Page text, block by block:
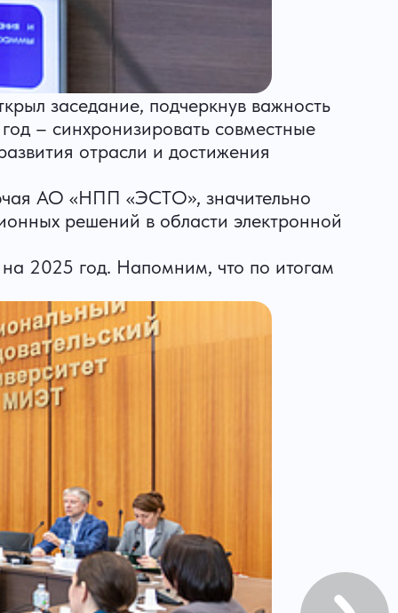
заседание, подчеркнув важность
– синхронизировать совместные
отрасли и достижения
АО «НПП «ЭСТО», значительно
решений в области электронной
2025 год. Напомним, что по итогам